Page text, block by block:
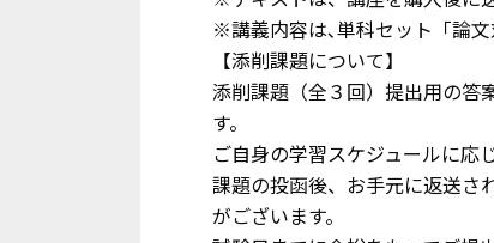
※講義内容は､単科セット「論文
【添削課題について】
添削課題（全３回）提出用の答
す。
ご自身の学習スケジュールに応
課題の投函後、お手元に返送さ
がございます。